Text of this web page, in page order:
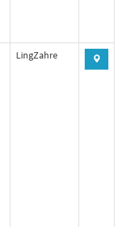
LingZahre